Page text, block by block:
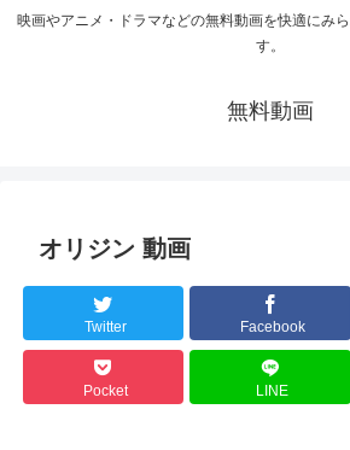
映画やアニメ・ドラマなどの無料動画を快適にみ
す。
無料動画
オリジン 動画
Twitter Facebook
Pocket LINE